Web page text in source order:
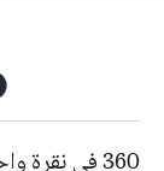
360 في نقرة واحدة